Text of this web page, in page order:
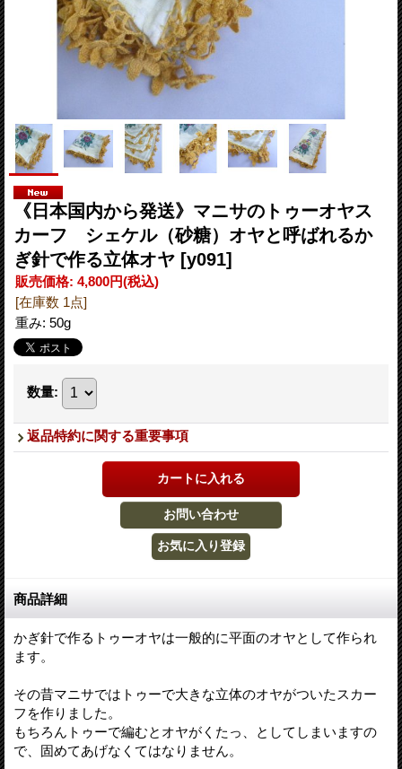
《日本国内から発送》マニサのトゥーオヤス
カーフ シェケル（砂糖）オヤと呼ばれるか
ぎ針で作る立体オヤ [y091]
販売価格: 4,800円(税込)
[在庫数 1点]
重み: 50g
数量:
返品特約に関する重要事項
商品詳細
かぎ針で作るトゥーオヤは一般的に平面のオヤとして作られ
ます。
その昔マニサではトゥーで大きな立体のオヤがついたスカー
フを作りました。
もちろんトゥーで編むとオヤがくたっ、としてしまいますの
で、固めてあげなくてはなりません。